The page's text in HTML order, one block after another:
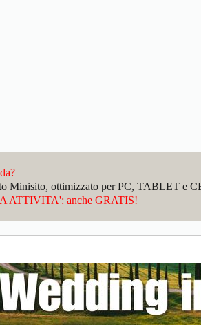
Minisito, ottimizzato per PC, TABLET e
ATTIVITA': anche GRATIS!